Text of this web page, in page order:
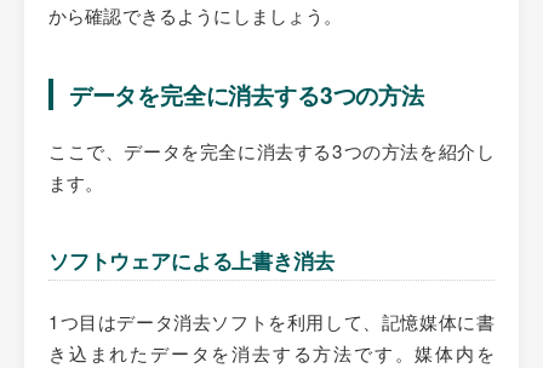
から確認できるようにしましょう。
データを完全に消去する3つの方法
ここで、データを完全に消去する3つの方法を紹介し
ます。
ソフトウェアによる上書き消去
1つ目はデータ消去ソフトを利用して、記憶媒体に書
き込まれたデータを消去する方法です。媒体内を